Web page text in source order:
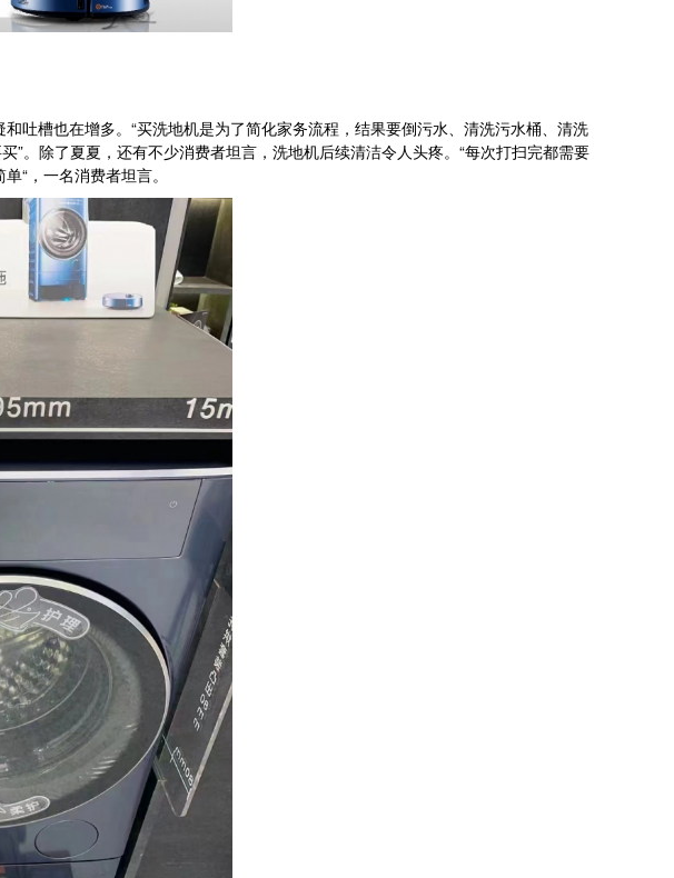
槽也在增多。“买洗地机是为了简化家务流程，结果要倒污水、清洗污水桶、清洗
。除了夏夏，还有不少消费者坦言，洗地机后续清洁令人头疼。“每次打扫完都需要
“，一名消费者坦言。